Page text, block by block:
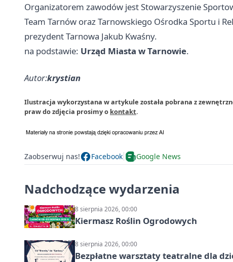
Organizatorem zawodów jest Stowarzyszenie
Team Tarnów oraz Tarnowskiego Ośrodka Sportu i
prezydent Tarnowa Jakub Kwaśny.
na podstawie: Urząd Miasta w Tarnowie.
Autor:krystian
Ilustracja wykorzystana w artykule została pobrana z
praw do zdjęcia prosimy o kontakt.
Zaobserwuj nas! Facebook Google News
Nadchodzące wydarzenia
8 sierpnia 2026, 00:00
Kiermasz Roślin Ogrodowych
8 sierpnia 2026, 00:00
Bezpłatne warsztaty teatralne dla